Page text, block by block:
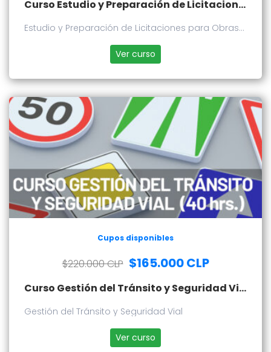
Curso Estudio y Preparación de Licitaciones para Obras Publicas
Estudio y Preparación de Licitaciones para Obras
Publicas
Ver curso
Cupos disponibles
$220.000 CLP $165.000 CLP
Curso Gestión del Tránsito y Seguridad Vial
Gestión del Tránsito y Seguridad Vial
Ver curso